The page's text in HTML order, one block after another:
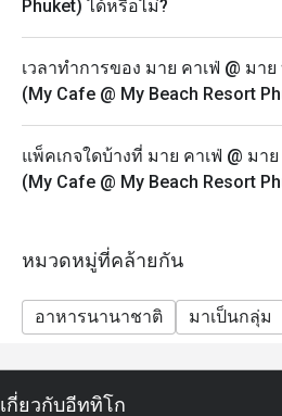
Phuket) ได้หรือไม่?
เวลาทำการของ มาย คาเฟ่ @ มา
(My Cafe @ My Beach Resort
แพ็คเกจใดบ้างที่ มาย คาเฟ่ @ มา
(My Cafe @ My Beach Resort
หมวดหมู่ที่คล้ายกัน
อาหารนานาชาติ มาเป็นกลุ่ม
เกี่ยวกับอีททิโก